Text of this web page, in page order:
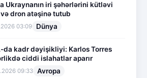
Ukraynanın iri şəhərlərini kütləvi
dron atəşinə tutub
03:09 Dünya
da kadr dəyişikliyi: Karlos Torres
ciddi islahatlar aparır
09:33 Avropa